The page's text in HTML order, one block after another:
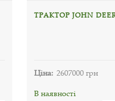
ТРАКТОР JOHN
Ціна: 2607000 грн
В наявності